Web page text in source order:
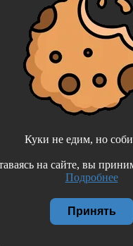
о поступлении
во Владивостоке 0 упак.
в Хабаровске 2 упак.
зрение и заботу о
профессиональных
Куки не едим, но
на сайте, вы
Подробнее
Принять